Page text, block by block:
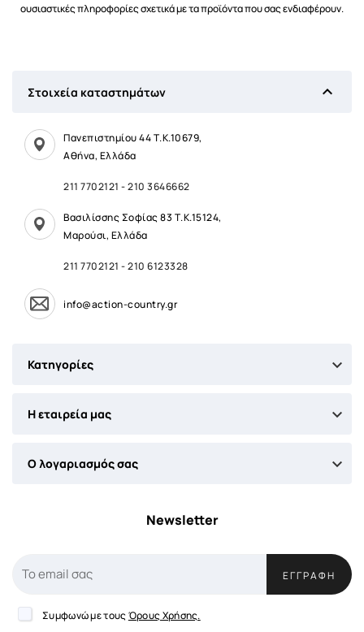
ουσιαστικές πληροφορίες σχετικά με τα προϊόντα που σας ενδιαφέρουν.
Στοιχεία καταστημάτων 
Πανεπιστημίου 44 Τ.Κ.10679,
Αθήνα, Ελλάδα
211 7702121 -210 3646662
Βασιλίσσης Σοφίας 83 Τ.Κ.15124,
Μαρούσι, Ελλάδα
211 7702121 -210 6123328
info@action-country.gr
Κατηγορίες 
Η εταιρεία μας 
Ο λογαριασμός σας 
Newsletter
ΕΓΓΡΑΦΉ
Συμφωνώ με τους Όρους Χρήσης.